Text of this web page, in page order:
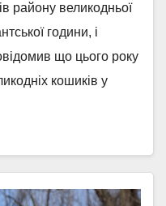
району великодньої
години, і
що цього року
кошиків у